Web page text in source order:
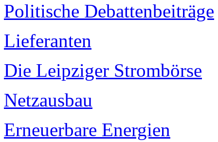
Politische Debattenbeiträge
Lieferanten
Die Leipziger Strombörse
Netzausbau
Erneuerbare Energien